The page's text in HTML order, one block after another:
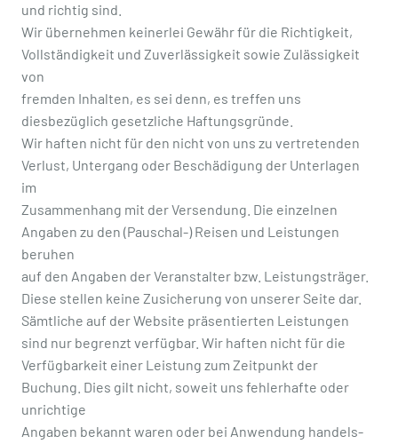
und richtig sind.
Wir übernehmen keinerlei Gewähr für die Richtigkeit,
Vollständigkeit und Zuverlässigkeit sowie Zulässigkeit
von
fremden Inhalten, es sei denn, es treffen uns
diesbezüglich gesetzliche Haftungsgründe.
Wir haften nicht für den nicht von uns zu vertretenden
Verlust, Untergang oder Beschädigung der Unterlagen
im
Zusammenhang mit der Versendung. Die einzelnen
Angaben zu den (Pauschal-) Reisen und Leistungen
beruhen
auf den Angaben der Veranstalter bzw. Leistungsträger.
Diese stellen keine Zusicherung von unserer Seite dar.
Sämtliche auf der Website präsentierten Leistungen
sind nur begrenzt verfügbar. Wir haften nicht für die
Verfügbarkeit einer Leistung zum Zeitpunkt der
Buchung. Dies gilt nicht, soweit uns fehlerhafte oder
unrichtige
Angaben bekannt waren oder bei Anwendung handels-